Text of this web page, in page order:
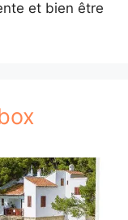
et bien être